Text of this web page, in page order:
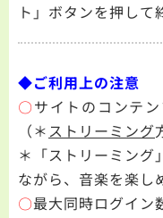
ト」ボタンを押して
◆ご利用上の注意
〇サイトのコンテ
（＊ストリーミング
＊「ストリーミング
ながら、音楽を楽し
〇最大同時ログイン